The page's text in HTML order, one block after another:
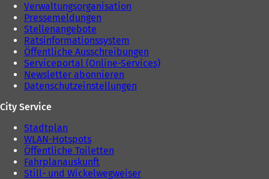
Verwaltungsorganisation
Pressemeldungen
Stellenangebote
Ratsinformationssystem
Öffentliche Ausschreibungen
Serviceportal (Online-Services)
Newsletter abonnieren
Datenschutzeinstellungen
City Service
Stadtplan
WLAN-Hotspots
Öffentliche Toiletten
Fahrplanauskunft
Still- und Wickelwegweiser